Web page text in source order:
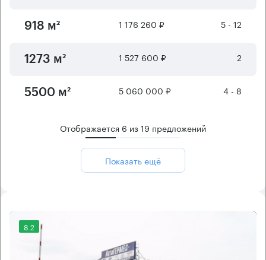
918 м² 1 176 260 ₽ 5 - 12
1273 м² 1 527 600 ₽ 2
5500 м² 5 060 000 ₽ 4 - 8
Отображается 6 из19 предложений
Показать ещё
8.2